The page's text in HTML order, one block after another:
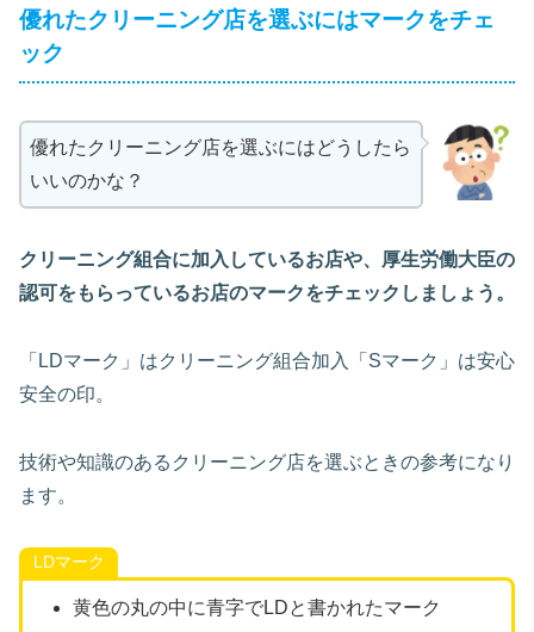
優れたクリーニング店を選ぶにはマークをチェ
ック
優れたクリーニング店を選ぶにはどうしたら
いいのかな？
クリーニング組合に加入しているお店や、厚生労働大臣の
認可をもらっているお店のマークをチェックしましょう。
「LDマーク」はクリーニング組合加入「Sマーク」は安心
安全の印。
技術や知識のあるクリーニング店を選ぶときの参考になり
ます。
LDマーク
黄色の丸の中に青字でLDと書かれたマーク